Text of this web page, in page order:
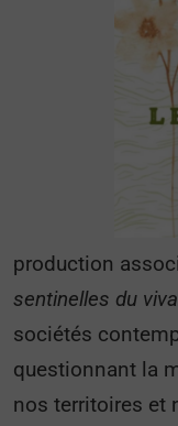
production
sentinelles du
sociétés
questionnant la
nos territoires et